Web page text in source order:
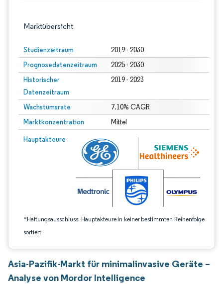
Marktübersicht
Studienzeitraum 2019 - 2030
Prognosedatenzeitraum 2025 - 2030
Historischer
Datenzeitraum
2019 - 2023
Wachstumsrate 7.10% CAGR
Marktkonzentration Mittel
Hauptakteure
*Haftungsausschluss: Hauptakteure in keiner bestimmten Reihenfolge
sortiert
Bild © Mordor Intelligence. Wiederverwendung erfordert Namensnennung
Asia-Pazifik-Markt für minimalinvasive Geräte –
Analyse von Mordor Intelligence